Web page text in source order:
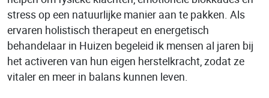
stress op een natuurlijke manier aan te pakken. Als
ervaren holistisch therapeut en energetisch
behandelaar in Huizen begeleid ik mensen al jaren bij
het activeren van hun eigen herstelkracht, zodat ze
vitaler en meer in balans kunnen leven.